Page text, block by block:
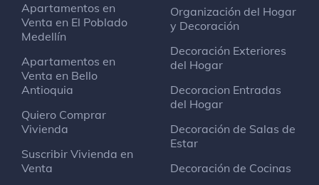
Apartamentos en
Venta en El Poblado
Medellín
Apartamentos en
Venta en Bello
Antioquia
Quiero Comprar
Vivienda
Suscribir Vivienda en
Venta
Organización del Hogar
y Decoración
Decoración Exteriores
del Hogar
Decoracion Entradas
del Hogar
Decoración de Salas de
Estar
Decoración de Cocinas